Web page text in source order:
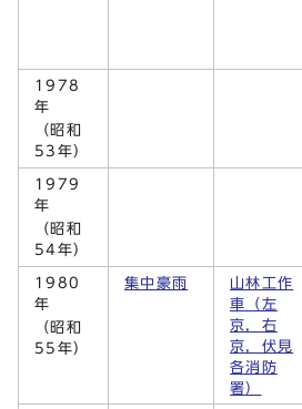
1978
年
（昭和
53年）
1979
年
（昭和
54年）
1980
年
（昭和
55年）
集中豪雨
山林工作
車（左
京，右
京，伏見
各消防
署）